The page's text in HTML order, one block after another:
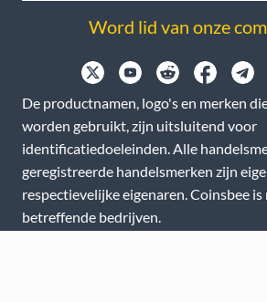
Word lid van onze
De productnamen, logo's en merken
worden gebruikt, zijn uitsluitend voor
identificatiedoeleinden. Alle
geregistreerde handelsmerken zijn
respectievelijke eigenaren. Coinsbee
betreffende bedrijven.